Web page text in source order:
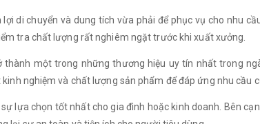
di chuyển và dung tích vừa phải để phục vụ cho nhu
tra chất lượng rất nghiêm ngặt trước khi xuất xưởng.
một trong những thương hiệu uy tín nhất trong
nghiệm và chất lượng sản phẩm để đáp ứng nhu cầu
lựa chọn tốt nhất cho gia đình hoặc kinh doanh. Bên